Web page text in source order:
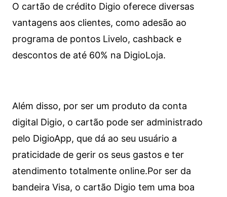
O cartão de crédito Digio oferece diversas
vantagens aos clientes, como adesão ao
programa de pontos Livelo, cashback e
descontos de até 60% na DigioLoja.
Além disso, por ser um produto da conta
digital Digio, o cartão pode ser administrado
pelo DigioApp, que dá ao seu usuário a
praticidade de gerir os seus gastos e ter
atendimento totalmente online.Por ser da
bandeira Visa, o cartão Digio tem uma boa